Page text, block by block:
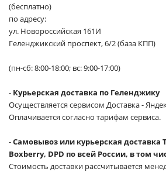
(бесплатно)
по адресу:
ул. Новороссийская 161И
Геленджикский проспект, 6/2 (база КПП)
(пн-сб: 8:00-18:00; вс: 9:00-17:00)
- Курьерская доставка по Геленджику
Осуществляется сервисом Доставка -
Оплачивается согласно тарифам сервиса.
-Самовывоз или курьерская доставка
Boxberry, DPD по всей России, в том
Стоимость доставки рассчитывается